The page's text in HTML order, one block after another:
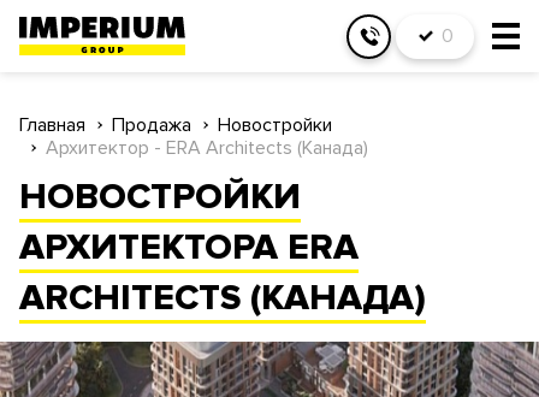
0
Главная Продажа
Новостройки
Архитектор - ERA Architects (Канада)
НОВОСТРОЙКИ
АРХИТЕКТОРА ERA
ARCHITECTS (КАНАДА)